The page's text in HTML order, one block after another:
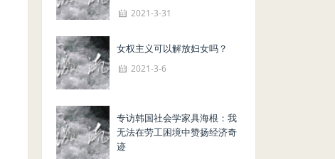
2021-3-31
女权主义可以解放妇女吗？
2021-3-6
专访韩国社会学家具海根：我
无法在劳工困境中赞扬经济奇
迹